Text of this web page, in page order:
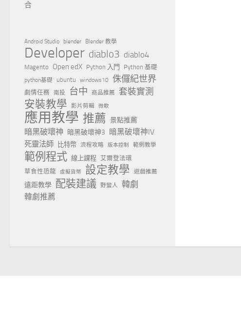
合
Android Studio blender Blender 教學
Developer diablo3 diablo4
Magento Open edX Python 入門 Python 基礎
python基礎 ubuntu windows10 侏儸紀世界
劇情任務 南投 台中 商品推薦 套裝實測
安裝教學 影片剪輯 微軟
應用教學 推薦 景點推薦
暗黑破壞神 暗黑破壞神3 暗黑破壞神IV
死靈法師 比特幣 流程攻略 版本控制 範例教學
範例程式 線上課程
艾爾登法環
草食性恐龍
虛擬貨幣 設定教學 遊戲推薦
遠距教學 配裝建議 野蠻人 韓劇
韓劇推薦